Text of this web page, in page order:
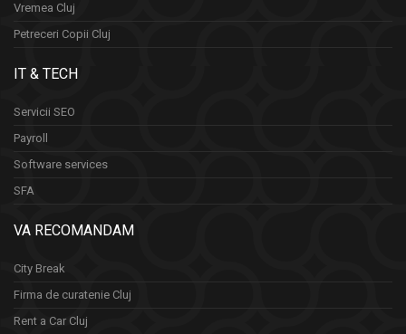
Vremea Cluj
Petreceri Copii Cluj
IT & TECH
Servicii SEO
Payroll
Software services
SFA
VA RECOMANDAM
City Break
Firma de curatenie Cluj
Rent a Car Cluj